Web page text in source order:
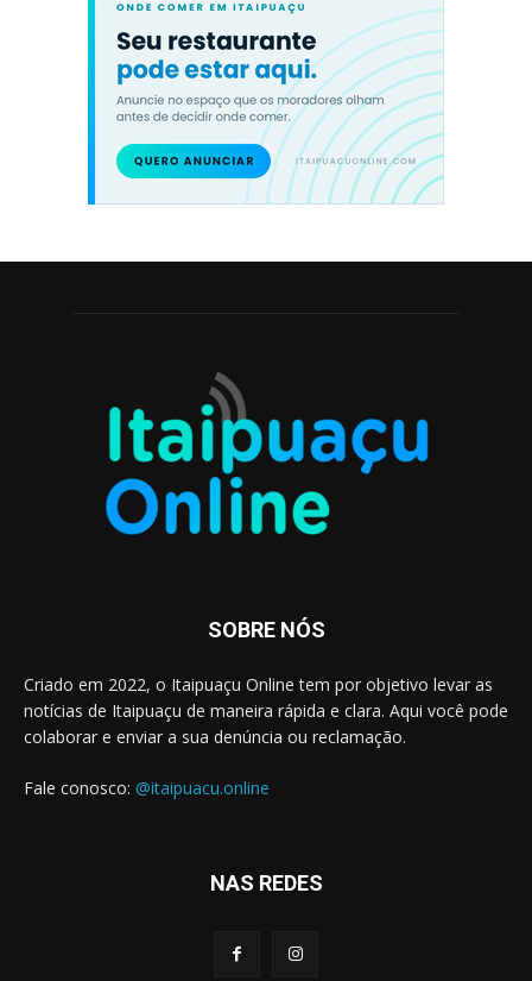
SOBRE NÓS
Criado em 2022, o Itaipuaçu Online tem por objetivo levar as
notícias de Itaipuaçu de maneira rápida e clara. Aqui você pode
colaborar e enviar a sua denúncia ou reclamação.
Fale conosco: @itaipuacu.online
NAS REDES